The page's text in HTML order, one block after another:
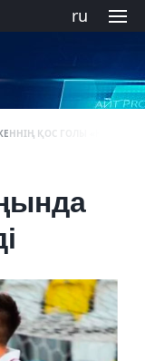
ru
ҚОС ГОЛЫ